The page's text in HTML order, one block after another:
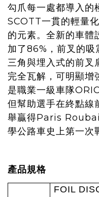
勾爪每一處都導入的
SCOTT一貫的輕量
的元素。全新的車體
加了86%，前叉的吸
三角與埋入式的前叉
完全瓦解，可明顯
是職業一級車隊
但幫助選手在終點線
舉贏得Paris
學公路車史上第一次
產品規格
FOIL